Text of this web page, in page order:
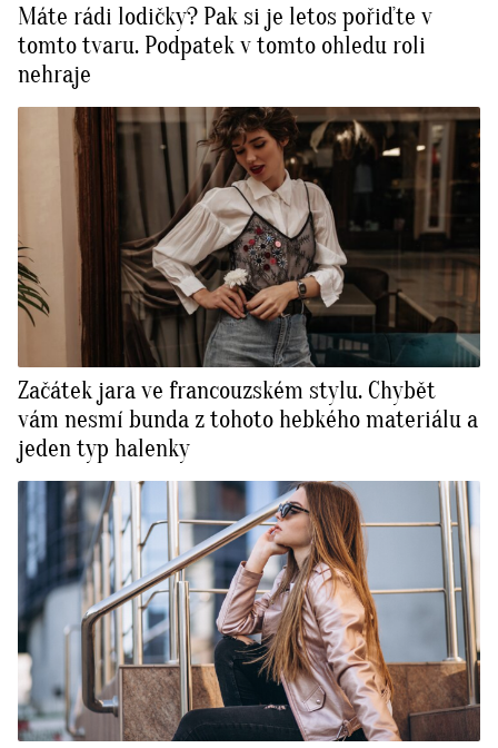
Máte rádi lodičky? Pak si je letos pořiďte v
tomto tvaru. Podpatek v tomto ohledu roli
nehraje
Začátek jara ve francouzském stylu. Chybět
vám nesmí bunda z tohoto hebkého materiálu a
jeden typ halenky